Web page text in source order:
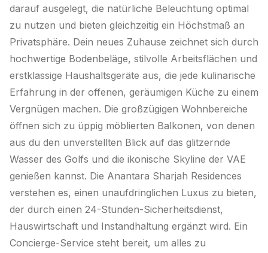
darauf ausgelegt, die natürliche Beleuchtung optimal
zu nutzen und bieten gleichzeitig ein Höchstmaß an
Privatsphäre. Dein neues Zuhause zeichnet sich durch
hochwertige Bodenbeläge, stilvolle Arbeitsflächen und
erstklassige Haushaltsgeräte aus, die jede kulinarische
Erfahrung in der offenen, geräumigen Küche zu einem
Vergnügen machen. Die großzügigen Wohnbereiche
öffnen sich zu üppig möblierten Balkonen, von denen
aus du den unverstellten Blick auf das glitzernde
Wasser des Golfs und die ikonische Skyline der VAE
genießen kannst. Die Anantara Sharjah Residences
verstehen es, einen unaufdringlichen Luxus zu bieten,
der durch einen 24-Stunden-Sicherheitsdienst,
Hauswirtschaft und Instandhaltung ergänzt wird. Ein
Concierge-Service steht bereit, um alles zu